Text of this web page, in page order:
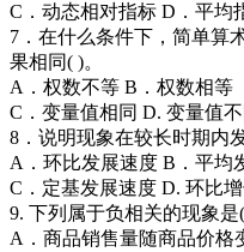
C．动态相对指标 D．平均
7．在什么条件下，简单算
果相同( )。
A．权数不等 B．权数相等
C．变量值相同 D. 变量值不
8．说明现象在较长时期内
A．环比发展速度 B．平均
C．定基发展速度 D. 环比
9. 下列属于负相关的现象是(
A．商品销售量随商品价格